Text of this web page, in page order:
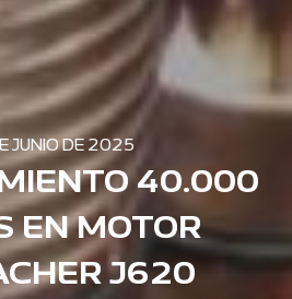
JUNIO DE 2025
40.000
EN MOTOR
J620